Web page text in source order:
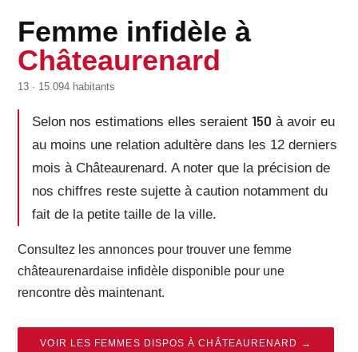
Femme infidèle à
Châteaurenard
13 · 15 094 habitants
Selon nos estimations elles seraient 150 à avoir eu
au moins une relation adultère dans les 12 derniers
mois à Châteaurenard. A noter que la précision de
nos chiffres reste sujette à caution notamment du
fait de la petite taille de la ville.
Consultez les annonces pour trouver une femme
châteaurenardaise infidèle disponible pour une
rencontre dès maintenant.
VOIR LES FEMMES DISPOS À CHÂTEAURENARD →